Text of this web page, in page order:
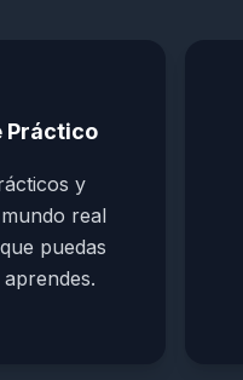
Práctico
y
real
puedas